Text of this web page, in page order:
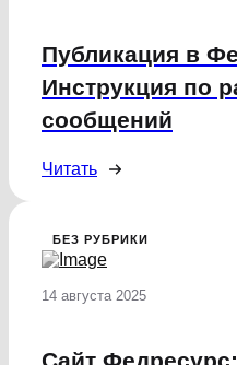
Публикация в
Инструкция по
сообщений
Читать
БЕЗ РУБРИКИ
14 августа 2025
Сайт